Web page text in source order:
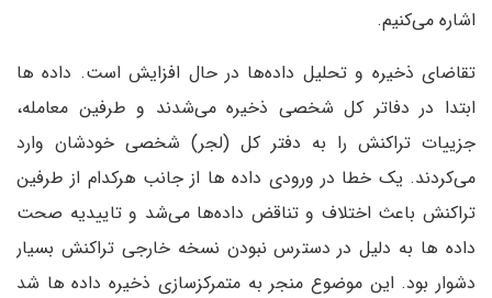
اشاره می‌کنیم.
تقاضای ذخیره و تحلیل داده‌ها در حال افزایش است. داده ها
ابتدا در دفاتر کل شخصی ذخیره می‌شدند و طرفین معامله،
جزییات تراکنش را به دفتر کل (لجر) شخصی خودشان وارد
می‌کردند. یک خطا در ورودی داده ها از جانب هرکدام از طرفین
تراکنش باعث اختلاف و تناقض داده‌ها می‌شد و تاییدیه صحت
داده ها به دلیل در دسترس نبودن نسخه خارجی تراکنش بسیار
دشوار بود. این موضوع منجر به متمرکزسازی ذخیره داده ها شد